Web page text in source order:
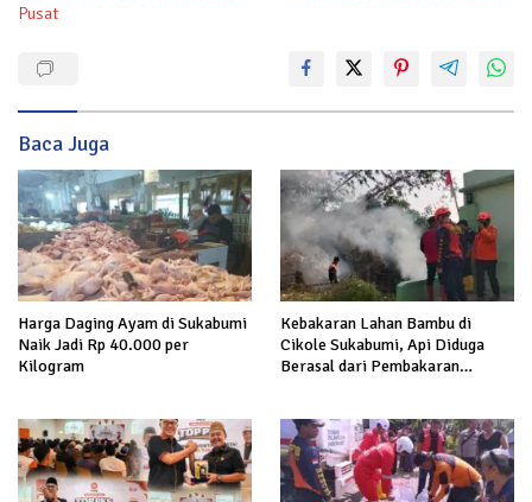
Pusat
Baca Juga
Harga Daging Ayam di Sukabumi
Naik Jadi Rp 40.000 per
Kilogram
Kebakaran Lahan Bambu di
Cikole Sukabumi, Api Diduga
Berasal dari Pembakaran